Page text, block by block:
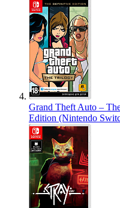
Grand Theft Auto –
Edition (Nintendo